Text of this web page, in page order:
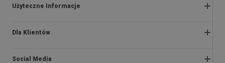
Użyteczne Informacje
Zwroty i reklamacje
Polityka prywatności i cookies
Dla Klientów
O nas
Social Media